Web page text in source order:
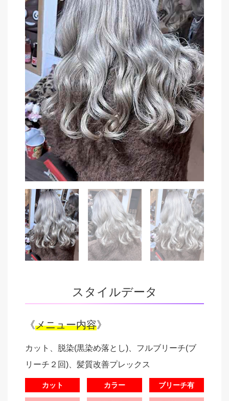
スタイルデータ
《メニュー内容》
カット、脱染(黒染め落とし)、フルブリーチ(ブ
リーチ２回)、髪質改善プレックス
カット カラー ブリーチ有